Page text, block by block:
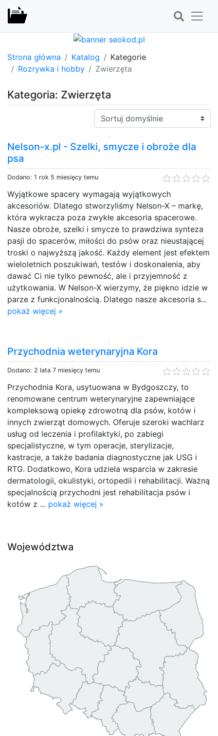
Strona główna Katalog
Kategorie
Rozrywka i hobby
Zwierzęta
Kategoria: Zwierzęta
Sortuj:
Nelson-x.pl - Szelki, smycze i obroże dla
psa
Dodano: 1 rok 5 miesięcy temu
Wyjątkowe spacery wymagają wyjątkowych
akcesoriów. Dlatego stworzyliśmy Nelson-X – markę,
która wykracza poza zwykłe akcesoria spacerowe.
Nasze obroże, szelki i smycze to prawdziwa synteza
pasji do spacerów, miłości do psów oraz nieustającej
troski o najwyższą jakość. Każdy element jest efektem
wieloletnich poszukiwań, testów i doskonalenia, aby
dawać Ci nie tylko pewność, ale i przyjemność z
użytkowania. W Nelson-X wierzymy, że piękno idzie w
parze z funkcjonalnością. Dlatego nasze akcesoria s...
pokaż więcej »
Przychodnia weterynaryjna Kora
Dodano: 2 lata 7 miesięcy temu
Przychodnia Kora, usytuowana w Bydgoszczy, to
renomowane centrum weterynaryjne zapewniające
kompleksową opiekę zdrowotną dla psów, kotów i
innych zwierząt domowych. Oferuje szeroki wachlarz
usług od leczenia i profilaktyki, po zabiegi
specjalistyczne, w tym operacje, sterylizacje,
kastracje, a także badania diagnostyczne jak USG i
RTG. Dodatkowo, Kora udziela wsparcia w zakresie
dermatologii, okulistyki, ortopedii i rehabilitacji. Ważną
specjalnością przychodni jest rehabilitacja psów i
kotów z ... pokaż więcej »
Województwa